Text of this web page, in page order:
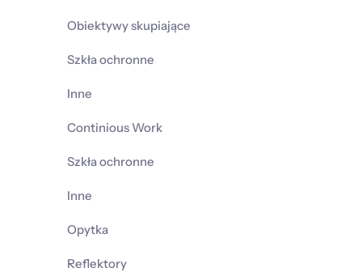
Obiektywy skupiające
Szkła ochronne
Inne
Continious Work
Szkła ochronne
Inne
Opytka
Reflektory